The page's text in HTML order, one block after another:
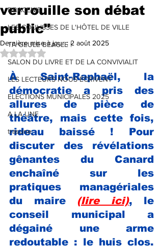
DRACENIE
LES COULISSES DE L'HÔTEL DE VILLE
TA GEULE BEAGLE !
SALON DU LIVRE ET DE LA CONVIVIALIT
LES LECTEURS NOUS ÉCRIVENT
ELECTIONS MUNICIPALES 2025
A LA UNE
trasune
verrouille son débat
public"
Dernière mise à jour : 2 août 2025
Noté NaN étoiles sur 5.
À Saint-Raphaël, la
démocratie a pris des
allures de pièce de
théâtre, mais cette fois,
rideau baissé ! Pour
discuter des révélations
gênantes du Canard
enchaîné sur les
pratiques managériales
du maire (lire ici), le
conseil municipal a
dégainé une arme
redoutable : le huis clos.